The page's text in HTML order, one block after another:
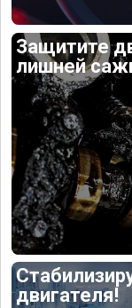
Защитите
лишней
двигателя!